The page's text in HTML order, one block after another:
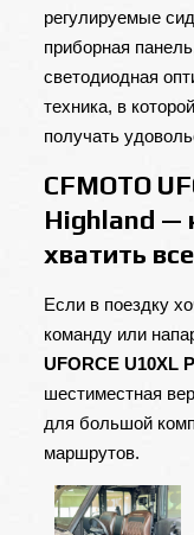
регулируемые
приборная
светодиодная
техника, в
получать
CFMOTO
Highland —
хватить
Если в поездку
команду или
UFORCE U10XL
шестиместная
для большой
маршрутов.